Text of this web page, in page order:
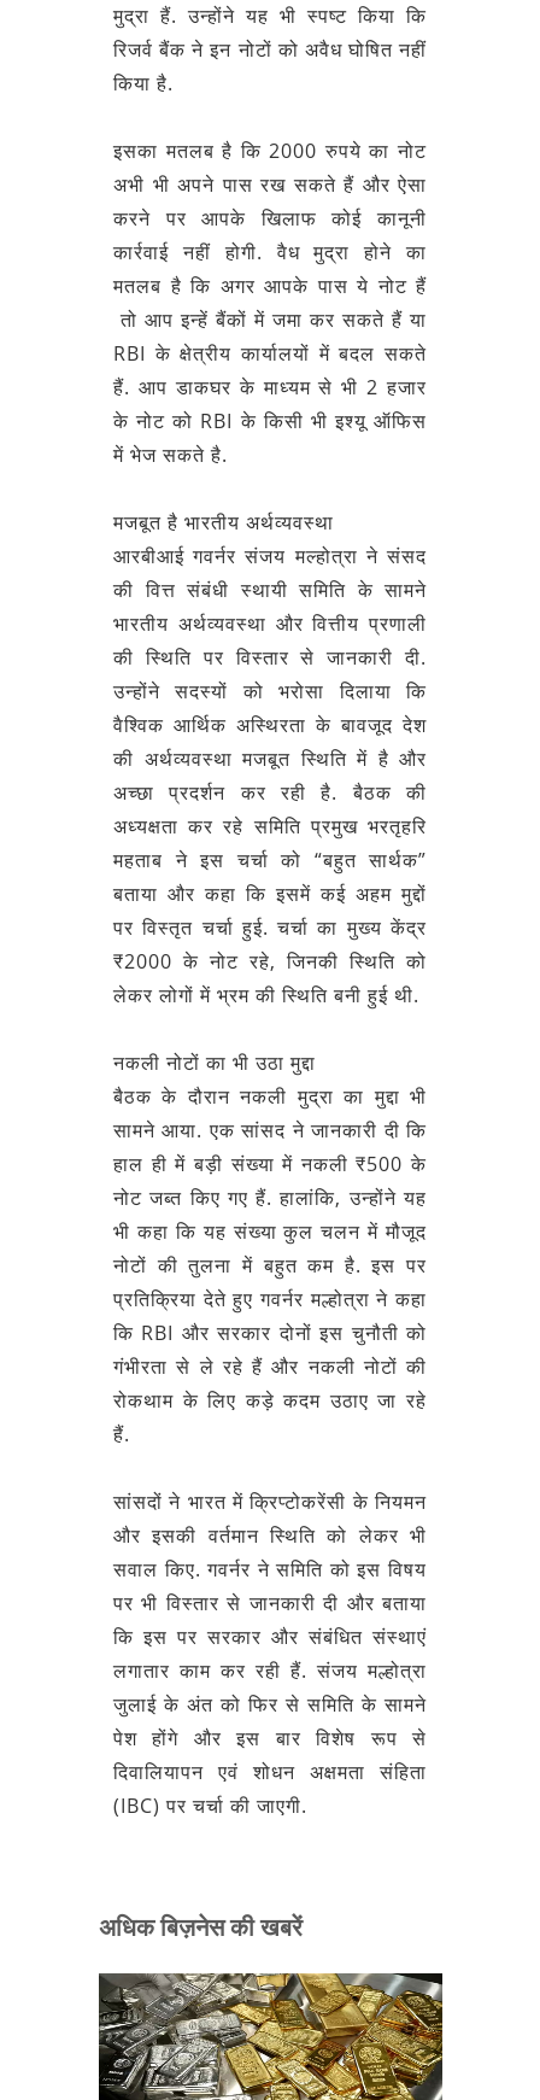
मुद्रा हैं. उन्होंने यह भी स्पष्ट किया कि
रिजर्व बैंक ने इन नोटों को अवैध घोषित नहीं
किया है.
इसका मतलब है कि 2000 रुपये का नोट
अभी भी अपने पास रख सकते हैं और ऐसा
करने पर आपके खिलाफ कोई कानूनी
कार्रवाई नहीं होगी. वैध मुद्रा होने का
मतलब है कि अगर आपके पास ये नोट हैं
तो आप इन्हें बैंकों में जमा कर सकते हैं या
RBI के क्षेत्रीय कार्यालयों में बदल सकते
हैं. आप डाकघर के माध्यम से भी 2 हजार
के नोट को RBI के किसी भी इश्यू ऑफिस
में भेज सकते है.
मजबूत है भारतीय अर्थव्‍यवस्‍था
आरबीआई गवर्नर संजय मल्‍होत्रा ने संसद
की वित्त संबंधी स्थायी समिति के सामने
भारतीय अर्थव्यवस्था और वित्तीय प्रणाली
की स्थिति पर विस्तार से जानकारी दी.
उन्होंने सदस्यों को भरोसा दिलाया कि
वैश्विक आर्थिक अस्थिरता के बावजूद देश
की अर्थव्यवस्था मजबूत स्थिति में है और
अच्छा प्रदर्शन कर रही है. बैठक की
अध्यक्षता कर रहे समिति प्रमुख भरतृहरि
महताब ने इस चर्चा को “बहुत सार्थक”
बताया और कहा कि इसमें कई अहम मुद्दों
पर विस्तृत चर्चा हुई. चर्चा का मुख्य केंद्र
₹2000 के नोट रहे, जिनकी स्थिति को
लेकर लोगों में भ्रम की स्थिति बनी हुई थी.
नकली नोटों का भी उठा मुद्दा
बैठक के दौरान नकली मुद्रा का मुद्दा भी
सामने आया. एक सांसद ने जानकारी दी कि
हाल ही में बड़ी संख्या में नकली ₹500 के
नोट जब्त किए गए हैं. हालांकि, उन्होंने यह
भी कहा कि यह संख्या कुल चलन में मौजूद
नोटों की तुलना में बहुत कम है. इस पर
प्रतिक्रिया देते हुए गवर्नर मल्होत्रा ने कहा
कि RBI और सरकार दोनों इस चुनौती को
गंभीरता से ले रहे हैं और नकली नोटों की
रोकथाम के लिए कड़े कदम उठाए जा रहे
हैं.
सांसदों ने भारत में क्रिप्टोकरेंसी के नियमन
और इसकी वर्तमान स्थिति को लेकर भी
सवाल किए. गवर्नर ने समिति को इस विषय
पर भी विस्तार से जानकारी दी और बताया
कि इस पर सरकार और संबंधित संस्थाएं
लगातार काम कर रही हैं. संजय मल्होत्रा
जुलाई के अंत को फिर से समिति के सामने
पेश होंगे और इस बार विशेष रूप से
दिवालियापन एवं शोधन अक्षमता संहिता
(IBC) पर चर्चा की जाएगी.
अधिक बिज़नेस की खबरें